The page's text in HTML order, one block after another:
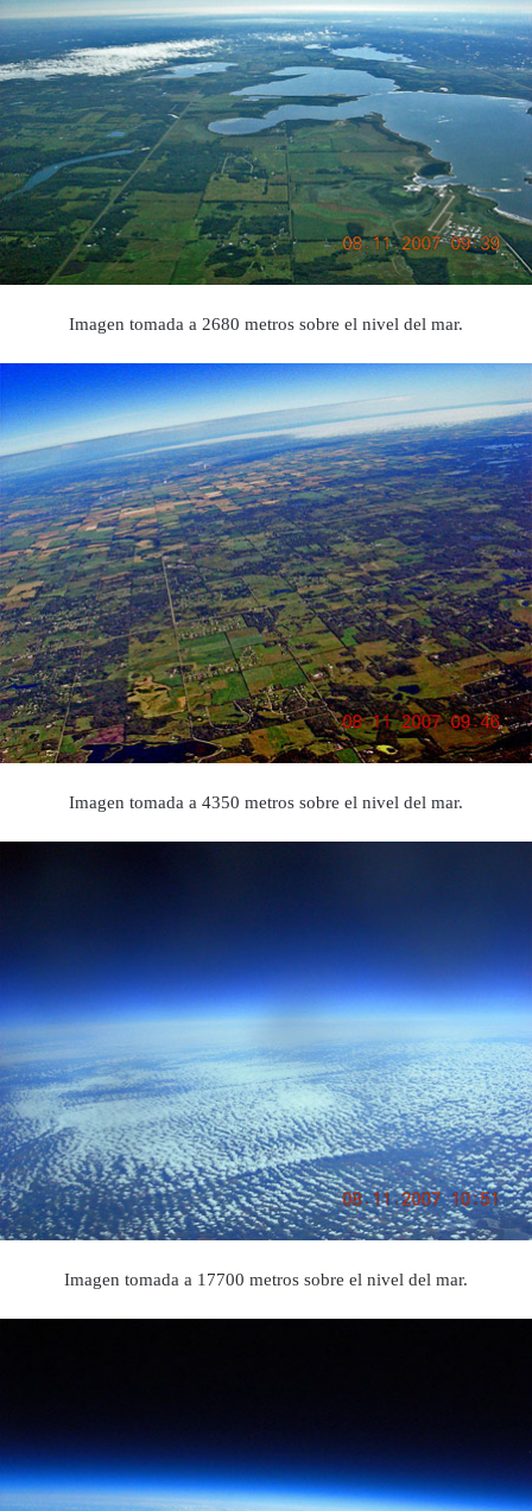
Imagen tomada a 2680 metros sobre el nivel del mar.
Imagen tomada a 4350 metros sobre el nivel del mar.
Imagen tomada a 17700 metros sobre el nivel del mar.